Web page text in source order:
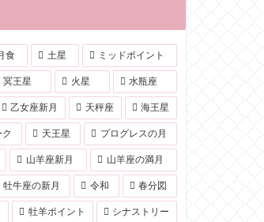
食 土星 ミッドポイント
冥王星 火星 水瓶座
乙女座新月 天秤座 海王星
天王星 プログレスの月
山羊座新月 山羊座の満月
牡牛座の新月 令和 春分図
牡羊ポイント シナストリー